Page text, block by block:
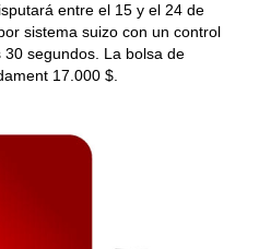
entre el 15 y el 24 de
sistema suizo con un control
segundos. La bolsa de
17.000 $.